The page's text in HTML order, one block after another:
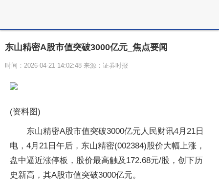
东山精密A股市值突破3000亿元_焦点要闻
时间：2026-04-21 14:02:48 来源：证券时报
(资料图)
东山精密A股市值突破3000亿元人民财讯4月21日
电，4月21日午后，东山精密(002384)股价大幅上涨，
盘中逼近涨停板，股价最高触及172.68元/股，创下历
史新高，其A股市值突破3000亿元。